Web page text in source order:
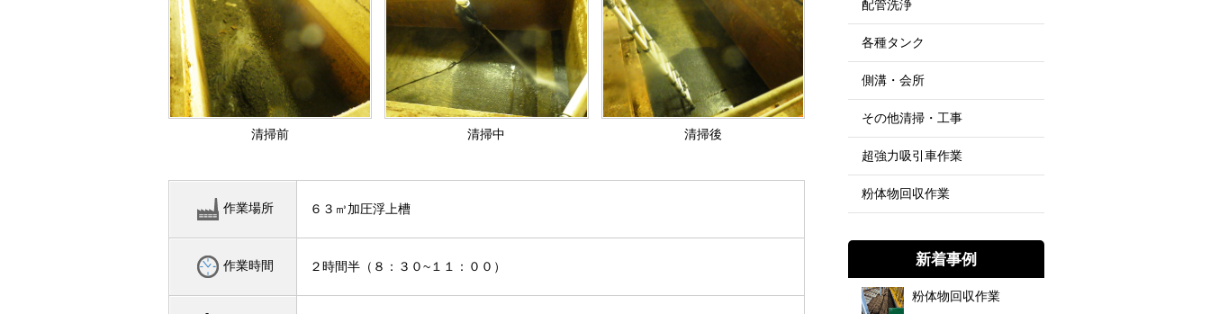
清掃前 清掃中 清掃後
作業場所 ６３㎥加圧浮上槽
作業時間 ２時間半（８：３０~１１：００）
配管洗浄
各種タンク
側溝・会所
その他清掃・工事
超強力吸引車作業
粉体物回収作業
新着事例
粉体物回収作業